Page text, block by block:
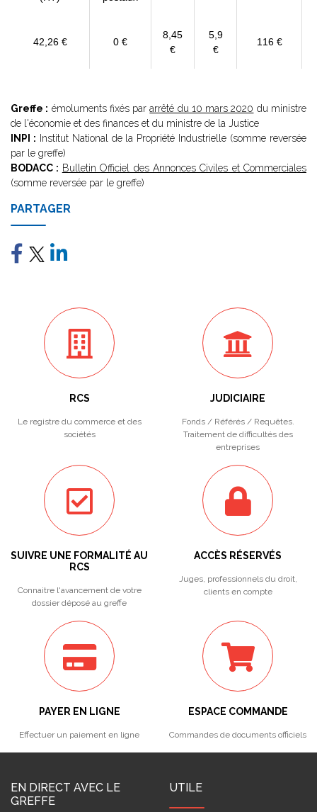
42,26 € 0 €
8,45
€
5,9
€
116 €
Greffe : émoluments fixés pararrêté du 10 mars 2020 du ministre
de l'économie et des finances et du ministre de la Justice
INPI : Institut National de la Propriété Industrielle (somme reversée
par le greffe)
BODACC : Bulletin Officiel des Annonces Civiles et Commerciales
(somme reversée par le greffe)
PARTAGER
RCS
Le registre du commerce et des
sociétés
JUDICIAIRE
Fonds / Référés / Requêtes.
Traitement de difficultés des
entreprises
SUIVRE UNE FORMALITÉ AU
RCS
Connaitre l'avancement de votre
dossier déposé au greffe
ACCÈS RÉSERVÉS
Juges, professionnels du droit,
clients en compte
PAYER EN LIGNE
Effectuer un paiement en ligne
ESPACE COMMANDE
Commandes de documents officiels
EN DIRECT AVEC LE
GREFFE
UTILE